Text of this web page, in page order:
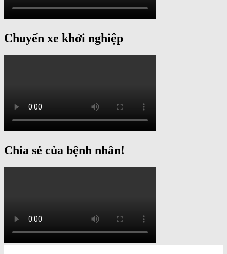
Chuyến xe khởi nghiệp
Chia sẻ của bệnh nhân!